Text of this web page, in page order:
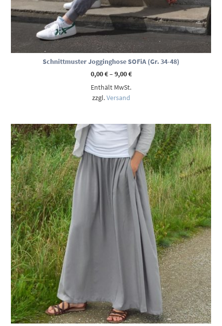
Schnittmuster Jogginghose SOFiA (Gr. 34-48)
0,00€–9,00€Preisspanne:
bis
Enthält MwSt.
zzgl.Versand